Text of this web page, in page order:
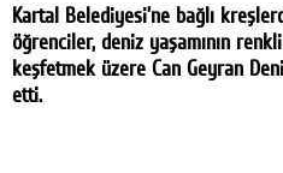
Yazarlar
Künye
Kartal Belediyesi’ne bağlı
öğrenciler, deniz yaşamının
keşfetmek üzere Can Geyran
etti.